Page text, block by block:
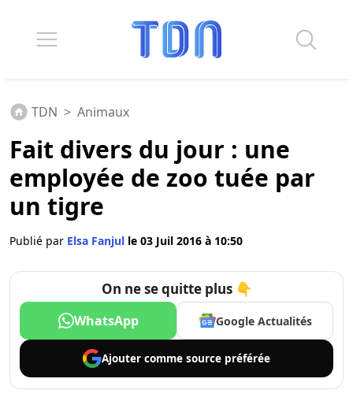
TDN > Animaux
Fait divers du jour : une
employée de zoo tuée par
un tigre
Publié par Elsa Fanjul le 03 Juil 2016 à 10:50
On ne se quitte plus 👇
WhatsApp Google Actualités
Ajouter comme source préférée